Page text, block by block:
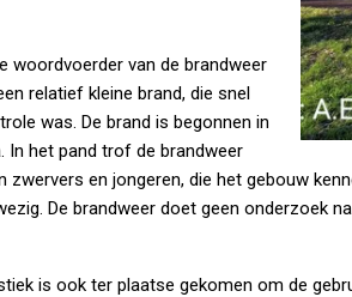
woordvoerder van de brandweer
relatief kleine brand, die snel
was. De brand is begonnen in
In het pand trof de brandweer
zwervers en jongeren, die het gebouw
De brandweer doet geen onderzoek
is ook ter plaatse gekomen om de